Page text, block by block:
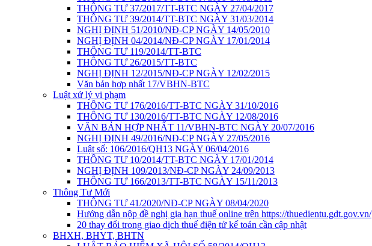
THÔNG TƯ 37/2017/TT-BTC NGÀY 27/04/2017
THÔNG TƯ 39/2014/TT-BTC NGÀY 31/03/2014
NGHỊ ĐỊNH 51/2010/NĐ-CP NGÀY 14/05/2010
NGHỊ ĐỊNH 04/2014/NĐ-CP NGÀY 17/01/2014
THÔNG TƯ 119/2014/TT-BTC
THÔNG TƯ 26/2015/TT-BTC
NGHỊ ĐỊNH 12/2015/NĐ-CP NGÀY 12/02/2015
Văn bản hợp nhất 17/VBHN-BTC
Luật xử lý vi phạm
THÔNG TƯ 176/2016/TT-BTC NGÀY 31/10/2016
THÔNG TƯ 130/2016/TT-BTC NGÀY 12/08/2016
VĂN BẢN HỢP NHẤT 11/VBHN-BTC NGÀY 20/07/2016
NGHỊ ĐỊNH 49/2016/NĐ-CP NGÀY 27/05/2016
Luật số: 106/2016/QH13 NGÀY 06/04/2016
THÔNG TƯ 10/2014/TT-BTC NGÀY 17/01/2014
NGHỊ ĐỊNH 109/2013/NĐ-CP NGÀY 24/09/2013
THÔNG TƯ 166/2013/TT-BTC NGÀY 15/11/2013
Thông Tư Mới
THÔNG TƯ 41/2020/NĐ-CP NGÀY 08/04/2020
Hướng dẫn nộp đề nghị gia hạn thuế online trên https://thuedientu.gdt.gov.vn/
20 thay đổi trong giao dịch thuế điện tử kế toán cần cập nhật
BHXH, BHYT, BHTN